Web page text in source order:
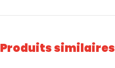
Produits similaires